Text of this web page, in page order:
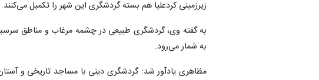
زیرزمینی کردعلیا هم بسته گردشگری این شهر را تکمیل می‌کنند.
به گفته وی، گردشگری طبیعی در چشمه مرغاب و مناطق
به شمار می‌رود.
مظاهری یادآور شد: گردشگری دینی با مساجد تاریخی و آستان